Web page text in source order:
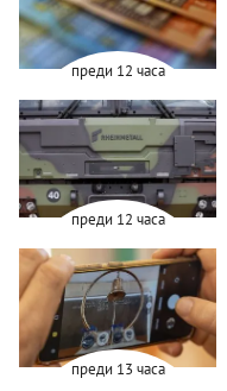
преди 12 часа
преди 12 часа
преди 13 часа